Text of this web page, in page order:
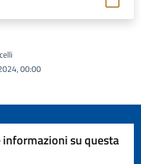
00:00
su questa